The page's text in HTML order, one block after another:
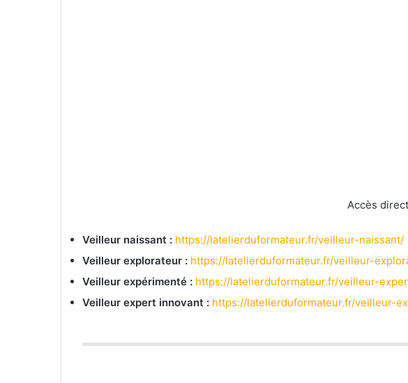
Accès
Veilleur naissant : https://latelierduformateur.fr/veilleur-naissant/
Veilleur explorateur : https://latelierduformateur.fr/veilleur-
Veilleur expérimenté : https://latelierduformateur.fr/veilleur-
Veilleur expert innovant : https://latelierduformateur.fr/veilleur-